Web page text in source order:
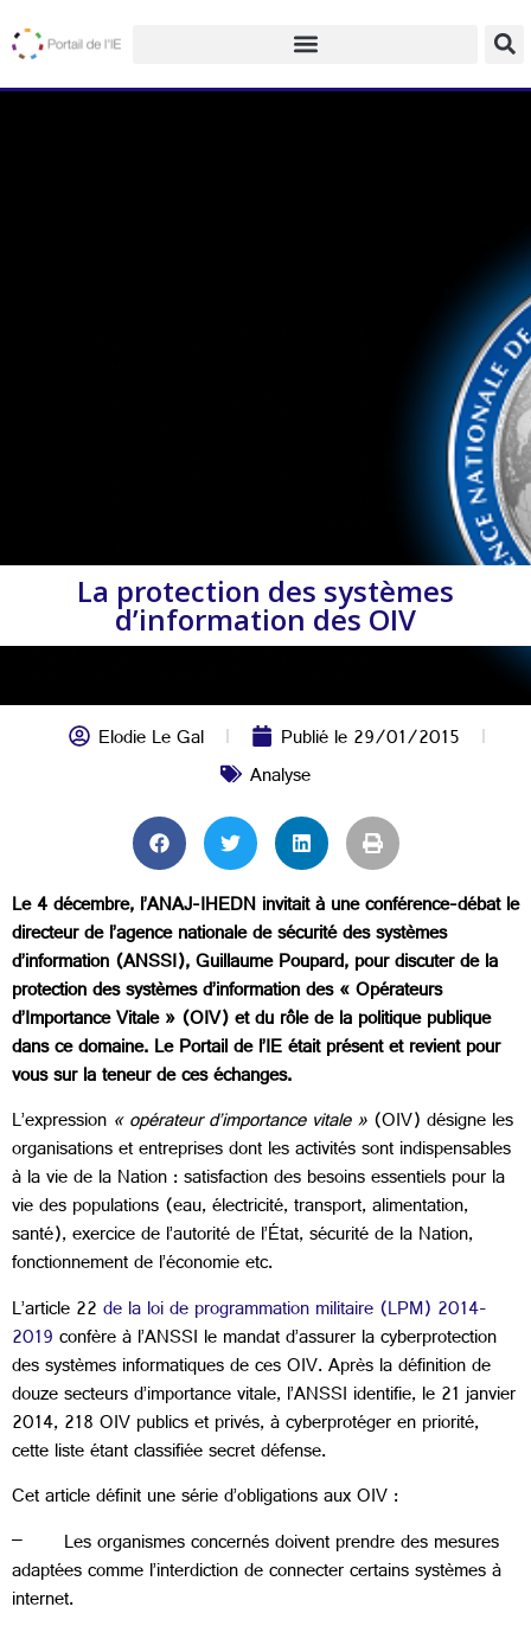
La protection des systèmes
d’information des OIV
Elodie Le Gal Publié le29/01/2015
Analyse
Le 4 décembre, l’ANAJ-IHEDN invitait à une conférence-débat le
directeur de l’agence nationale de sécurité des systèmes
d’information (ANSSI), Guillaume Poupard, pour discuter de la
protection des systèmes d’information des « Opérateurs
d’Importance Vitale » (OIV) et du rôle de la politique publique
dans ce domaine. Le Portail de l’IE était présent et revient pour
vous sur la teneur de ces échanges.
L’expression « opérateur d’importance vitale »(OIV) désigne les
organisations et entreprises dont les activités sont indispensables
à la vie de la Nation : satisfaction des besoins essentiels pour la
vie des populations (eau, électricité, transport, alimentation,
santé), exercice de l’autorité de l’État, sécurité de la Nation,
fonctionnement de l’économie etc.
L’article 22de la loi de programmation militaire (LPM) 2014-
2019confère à l’ANSSI le mandat d’assurer la cyberprotection
des systèmes informatiques de ces OIV. Après la définition de
douze secteurs d’importance vitale, l’ANSSI identifie, le 21 janvier
2014, 218 OIV publics et privés, à cyberprotéger en priorité,
cette liste étant classifiée secret défense.
Cet article définit une série d’obligations aux OIV :
– Les organismes concernés doivent prendre des mesures
adaptées comme l’interdiction de connecter certains systèmes à
internet.